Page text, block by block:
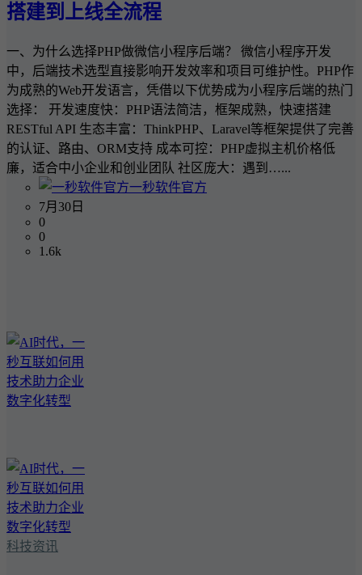
搭建到上线全流程
一、为什么选择PHP做微信小程序后端？ 微信小程序开发
中，后端技术选型直接影响开发效率和项目可维护性。PHP作
为成熟的Web开发语言，凭借以下优势成为小程序后端的热门
选择： 开发速度快：PHP语法简洁，框架成熟，快速搭建
RESTful API 生态丰富：ThinkPHP、Laravel等框架提供了完善
的认证、路由、ORM支持 成本可控：PHP虚拟主机价格低
廉，适合中小企业和创业团队 社区庞大：遇到…...
一秒软件官方
7月30日
0
0
1.6k
科技资讯